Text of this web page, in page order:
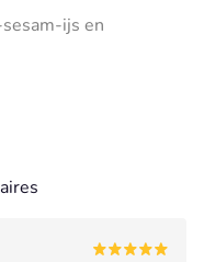
ijs en